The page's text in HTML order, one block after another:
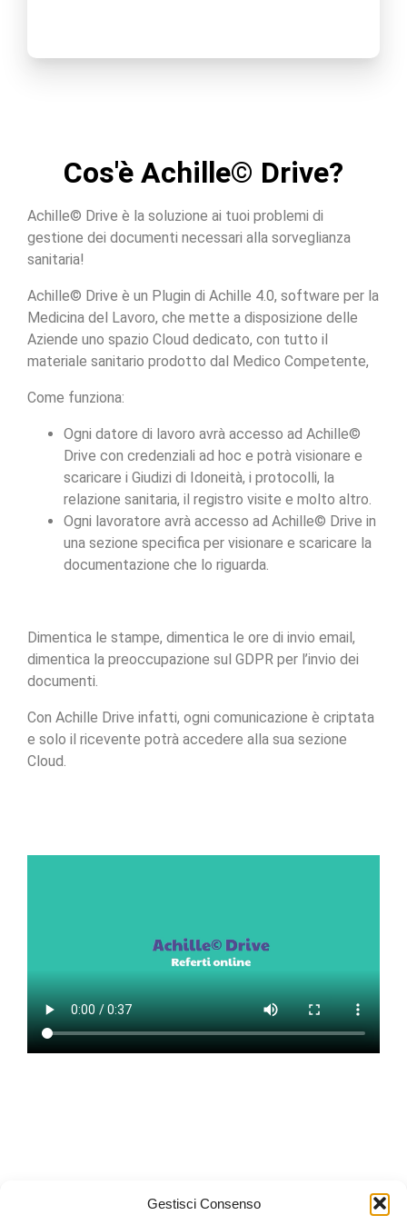
Gestisci Consenso
Cos'è Achille© Drive?
Achille© Drive è la soluzione ai tuoi problemi di
gestione dei documenti necessari alla sorveglianza
sanitaria!
Achille© Drive è un Plugin di Achille 4.0, software per la
Medicina del Lavoro, che mette a disposizione delle
Aziende uno spazio Cloud dedicato, con tutto il
materiale sanitario prodotto dal Medico Competente,
Come funziona:
Ogni datore di lavoro avrà accesso ad Achille©
Drive con credenziali ad hoc e potrà visionare e
scaricare i Giudizi di Idoneità, i protocolli, la
relazione sanitaria, il registro visite e molto altro.
Ogni lavoratore avrà accesso ad Achille© Drive in
una sezione specifica per visionare e scaricare la
documentazione che lo riguarda.
Dimentica le stampe, dimentica le ore di invio email,
dimentica la preoccupazione sul GDPR per l’invio dei
documenti.
Con Achille Drive infatti, ogni comunicazione è criptata
e solo il ricevente potrà accedere alla sua sezione
Cloud.